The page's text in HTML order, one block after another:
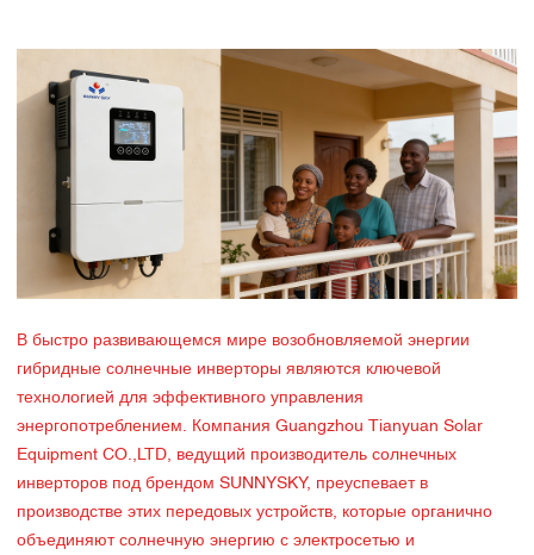
В быстро развивающемся мире возобновляемой энергии
гибридные солнечные инверторы являются ключевой
технологией для эффективного управления
энергопотреблением. Компания Guangzhou Tianyuan Solar
Equipment CO.,LTD, ведущий производитель солнечных
инверторов под брендом SUNNYSKY, преуспевает в
производстве этих передовых устройств, которые органично
объединяют солнечную энергию с электросетью и